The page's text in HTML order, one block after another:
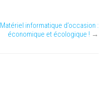
Matériel informatique d’occasion :
économique et écologique ! →